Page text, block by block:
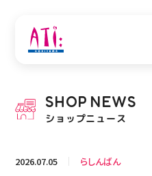
PICK UP NEWS
ピックアップニュース
SHOP NEWS
ショップニュース
2026.07.05 らしんばん